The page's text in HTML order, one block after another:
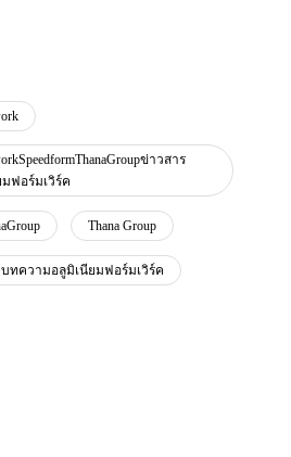
ข่าวสาร
ฟอร์มเวิร์ค
Thana Group
บทความอลูมิเนียมฟอร์มเวิร์ค